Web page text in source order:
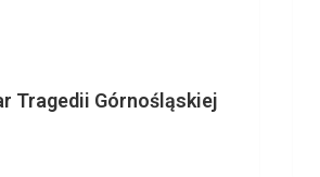
Tragedii Górnośląskiej